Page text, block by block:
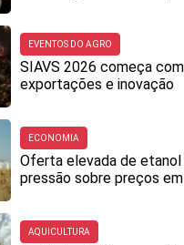
EVENTOS DO AGRO
SIAVS 2026 começa
exportações e inovação
ECONOMIA
Oferta elevada de
pressão sobre preços
AQUICULTURA